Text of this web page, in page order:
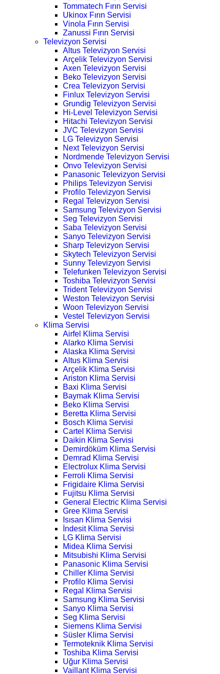
Tommatech Fırın Servisi
Ukinox Fırın Servisi
Vinola Fırın Servisi
Zanussi Fırın Servisi
Televizyon Servisi
Altus Televizyon Servisi
Arçelik Televizyon Servisi
Axen Televizyon Servisi
Beko Televizyon Servisi
Crea Televizyon Servisi
Finlux Televizyon Servisi
Grundig Televizyon Servisi
Hi-Level Televizyon Servisi
Hitachi Televizyon Servisi
JVC Televizyon Servisi
LG Televizyon Servisi
Next Televizyon Servisi
Nordmende Televizyon Servisi
Onvo Televizyon Servisi
Panasonic Televizyon Servisi
Philips Televizyon Servisi
Profilo Televizyon Servisi
Regal Televizyon Servisi
Samsung Televizyon Servisi
Seg Televizyon Servisi
Saba Televizyon Servisi
Sanyo Televizyon Servisi
Sharp Televizyon Servisi
Skytech Televizyon Servisi
Sunny Televizyon Servisi
Telefunken Televizyon Servisi
Toshiba Televizyon Servisi
Trident Televizyon Servisi
Weston Televizyon Servisi
Woon Televizyon Servisi
Vestel Televizyon Servisi
Klima Servisi
Airfel Klima Servisi
Alarko Klima Servisi
Alaska Klima Servisi
Altus Klima Servisi
Arçelik Klima Servisi
Ariston Klima Servisi
Baxi Klima Servisi
Baymak Klima Servisi
Beko Klima Servisi
Beretta Klima Servisi
Bosch Klima Servisi
Cartel Klima Servisi
Daikin Klima Servisi
Demirdöküm Klima Servisi
Demrad Klima Servisi
Electrolux Klima Servisi
Ferroli Klima Servisi
Frigidaire Klima Servisi
Fujitsu Klima Servisi
General Electric Klima Servisi
Gree Klima Servisi
Isısan Klima Servisi
İndesit Klima Servisi
LG Klima Servisi
Midea Klima Servisi
Mitsubishi Klima Servisi
Panasonic Klima Servisi
Chiller Klima Servisi
Profilo Klima Servisi
Regal Klima Servisi
Samsung Klima Servisi
Sanyo Klima Servisi
Seg Klima Servisi
Siemens Klima Servisi
Süsler Klima Servisi
Termoteknik Klima Servisi
Toshiba Klima Servisi
Uğur Klima Servisi
Vaillant Klima Servisi